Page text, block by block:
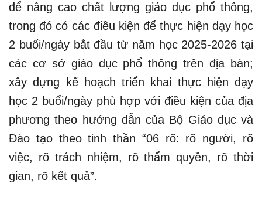
để nâng cao chất lượng giáo dục phổ thông,
trong đó có các điều kiện để thực hiện dạy học
2 buổi/ngày bắt đầu từ năm học 2025-2026 tại
các cơ sở giáo dục phổ thông trên địa bàn;
xây dựng kế hoạch triển khai thực hiện dạy
học 2 buổi/ngày phù hợp với điều kiện của địa
phương theo hướng dẫn của Bộ Giáo dục và
Đào tạo theo tinh thần “06 rõ: rõ người, rõ
việc, rõ trách nhiệm, rõ thẩm quyền, rõ thời
gian, rõ kết quả”.